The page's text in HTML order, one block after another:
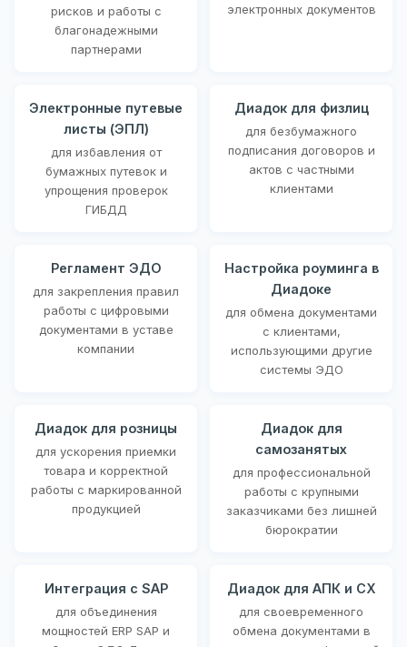
рисков и работы с
благонадежными
партнерами
электронных документов
Электронные путевые
листы (ЭПЛ)
для избавления от
бумажных путевок и
упрощения проверок
ГИБДД
Диадок для физлиц
для безбумажного
подписания договоров и
актов с частными
клиентами
Регламент ЭДО
для закрепления правил
работы с цифровыми
документами в уставе
компании
Настройка роуминга в
Диадоке
для обмена документами
с клиентами,
использующими другие
системы ЭДО
Диадок для розницы
для ускорения приемки
товара и корректной
работы с маркированной
продукцией
Диадок для
самозанятых
для профессиональной
работы с крупными
заказчиками без лишней
бюрократии
Интеграция с SAP
для объединения
мощностей ERP SAP и
Диадок для АПК и СХ
для своевременного
обмена документами в